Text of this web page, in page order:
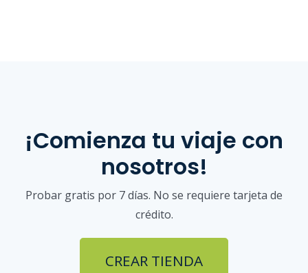
¡Comienza tu viaje con
nosotros!
Probar gratis por 7 días. No se requiere tarjeta de
crédito.
CREAR TIENDA